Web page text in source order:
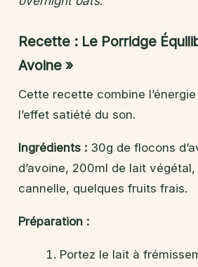
Recette : Le Porridge
Avoine »
Cette recette combine
l’effet satiété du son.
Ingrédients : 30g de flocons
d’avoine, 200ml de lait
cannelle, quelques fruits frais.
Préparation :
Portez le lait à